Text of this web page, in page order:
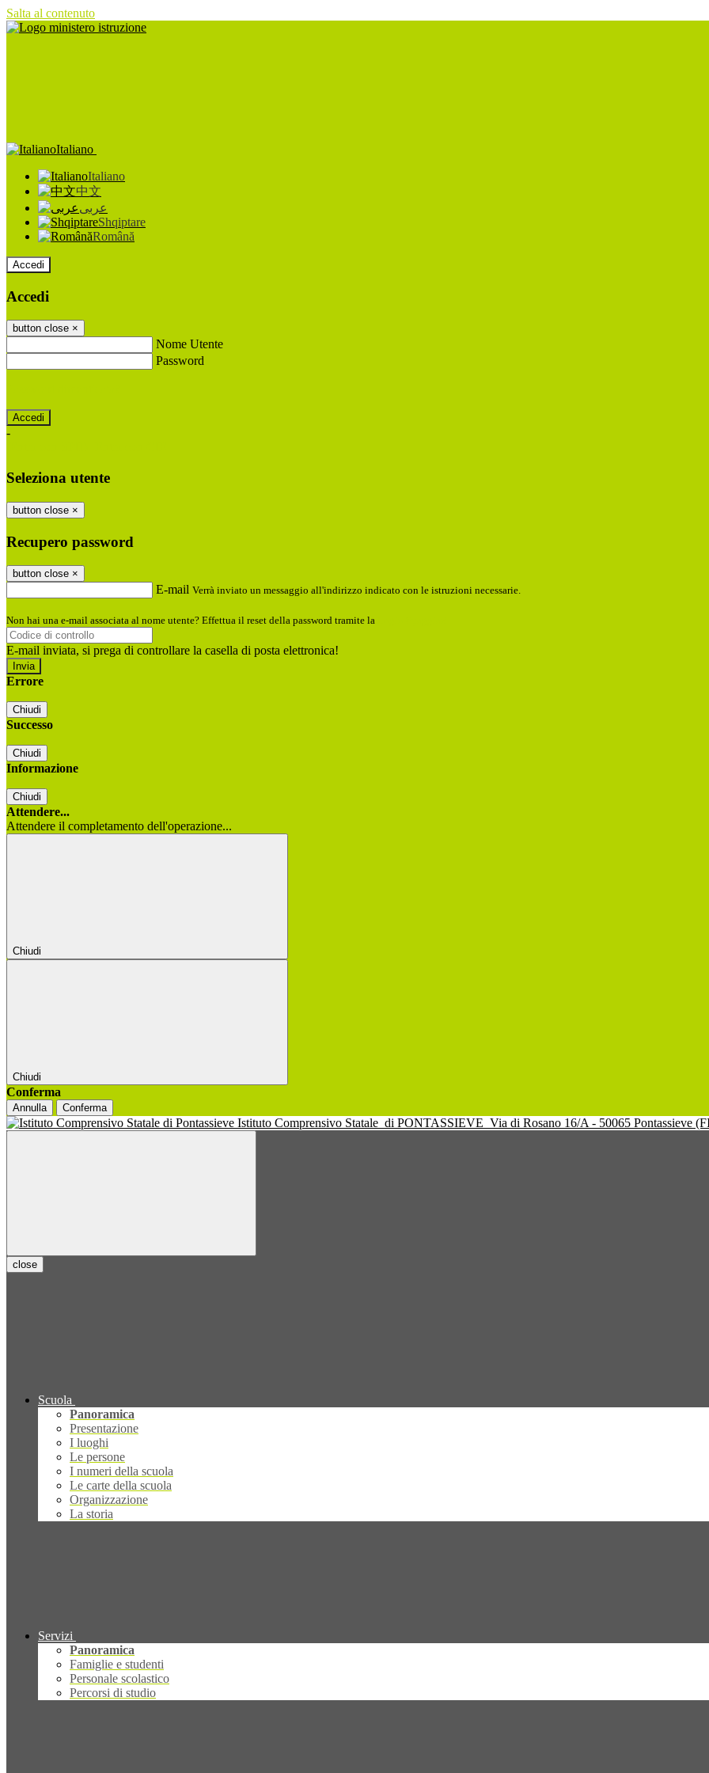
Salta al contenuto
Italiano
Italiano
中文
عربى
Shqiptare
Română
Accedi
Accedi
button close ×
Nome Utente
Password
-
Seleziona utente
button close ×
Recupero password
button close ×
E-mail Verrà inviato un messaggio all'indirizzo indicato con le istruzioni necessarie.
Non hai una e-mail associata al nome utente? Effettua il reset della password tramite la
E-mail inviata, si prega di controllare la casella di posta elettronica!
Errore
Chiudi
Successo
Chiudi
Informazione
Chiudi
Attendere...
Attendere il completamento dell'operazione...
Chiudi
Chiudi
Conferma
Annulla Conferma
Istituto Comprensivo Statale di PONTASSIEVE Via di Rosano 16/A - 50065 Pontassieve
close
Scuola
Panoramica
Presentazione
I luoghi
Le persone
I numeri della scuola
Le carte della scuola
Organizzazione
La storia
Servizi
Panoramica
Famiglie e studenti
Personale scolastico
Percorsi di studio